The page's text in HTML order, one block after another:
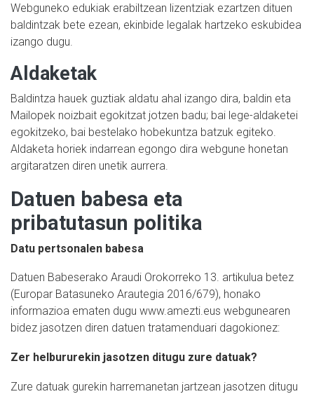
Webguneko edukiak erabiltzean lizentziak ezartzen dituen
baldintzak bete ezean, ekinbide legalak hartzeko eskubidea
izango dugu.
Aldaketak
Baldintza hauek guztiak aldatu ahal izango dira, baldin eta
Mailopek noizbait egokitzat jotzen badu; bai lege-aldaketei
egokitzeko, bai bestelako hobekuntza batzuk egiteko.
Aldaketa horiek indarrean egongo dira webgune honetan
argitaratzen diren unetik aurrera.
Datuen babesa eta
pribatutasun politika
Datu pertsonalen babesa
Datuen Babeserako Araudi Orokorreko 13. artikulua betez
(Europar Batasuneko Arautegia 2016/679), honako
informazioa ematen dugu www.amezti.eus webgunearen
bidez jasotzen diren datuen tratamenduari dagokionez:
Zer helbururekin jasotzen ditugu zure datuak?
Zure datuak gurekin harremanetan jartzean jasotzen ditugu